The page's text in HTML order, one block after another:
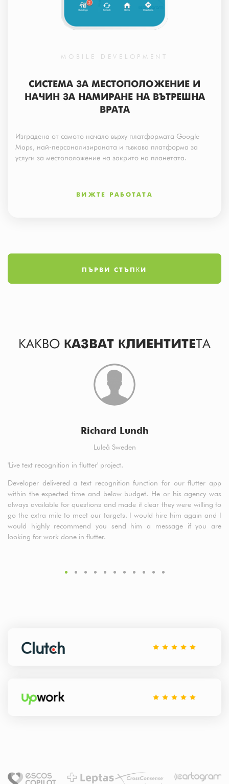
MOBILE DEVELOPMENT
СИСТЕМА ЗА МЕСТОПОЛОЖЕНИЕ И
НАЧИН ЗА НАМИРАНЕ НА ВЪТРЕШНА
ВРАТА
Изградена от самото начало върху платформата Google
Maps, най-персонализираната и гъвкава платформа за
услуги за местоположение на закрито на планетата.
ВИЖТЕ РАБОТАТА
ПЪРВИ СТЪПКИ
КАКВО КАЗВАТ КЛИЕНТИТЕТА
Richard Lundh
Luleå Sweden
'Live text recognition in flutter' project.
Developer delivered a text recognition function for our flutter app
within the expected time and below budget. He or his agency was
always available for questions and made it clear they were willing to
go the extra mile to meet our targets. I would hire him again and I
would highly recommend you send him a message if you are
looking for work done in flutter.